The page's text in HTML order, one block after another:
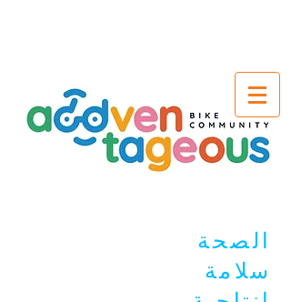
الصحة
سلامة